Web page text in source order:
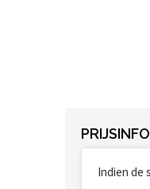
Indien de